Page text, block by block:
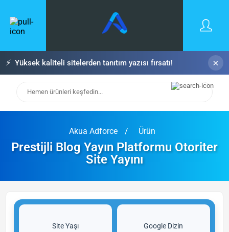
⚡ Yüksek kaliteli sitelerden tanıtım yazısı fırsatı! ×
Akua Adforce Ürün
Prestijli Blog Yayın Platformu Otoriter
Site Yayını
Site Yaşı
Google Dizin